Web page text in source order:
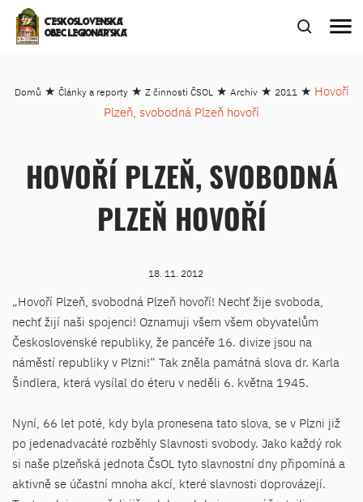
ČESKOSLOVENSKÁ
OBEC LEGIONÁŘSKÁ
menu
Domů ★ Články a reporty★ Z činnosti ČSOL★ Archiv★ 2011★ Hovoří
Plzeň, svobodná Plzeň hovoří
HOVOŘÍ PLZEŇ, SVOBODNÁ
PLZEŇ HOVOŘÍ
18. 11. 2012
„Hovoří Plzeň, svobodná Plzeň hovoří! Nechť žije svoboda,
nechť žijí naši spojenci! Oznamuji všem všem obyvatelům
Československé republiky, že pancéře 16. divize jsou na
náměstí republiky v Plzni!“ Tak zněla památná slova dr. Karla
Šindlera, která vysílal do éteru v neděli 6. května 1945.
Nyní, 66 let poté, kdy byla pronesena tato slova, se v Plzni již
po jedenadvacáté rozběhly Slavnosti svobody. Jako každý rok
si naše plzeňská jednota ČsOL tyto slavnostní dny připomíná a
aktivně se účastní mnoha akcí, které slavnosti doprovázejí.